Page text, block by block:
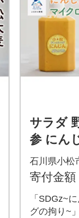
サラダ
参 にん
ング 3
リーン
石川県小松
寄付金額
「SDGz~
グの拘り~